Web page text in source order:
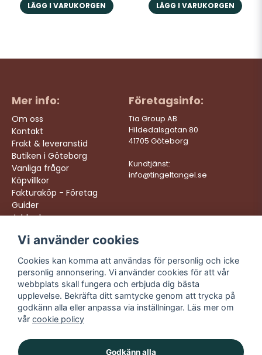
LÄGG I VARUKORGEN LÄGG I VARUKORGEN
Mer info:
Om oss
Kontakt
Frakt & leveranstid
Butiken i Göteborg
Vanliga frågor
Köpvillkor
Fakturaköp - Företag
Guider
Jobba hos oss
Företagsinfo:
Tia Group AB
Hildedalsgatan 80
41705 Göteborg
Kundtjänst:
info@tingeltangel.se
Följ oss:
Instagram
Facebook
TikTok
YouTube
Vi levererar:
Snabba leveranser
Trygga köp
Fri frakt över 499:-
Trevlig kundtjänst
Vi använder cookies
Cookies kan komma att användas för personlig och icke
personlig annonsering. Vi använder cookies för att vår
webbplats skall fungera och erbjuda dig bästa
upplevelse. Bekräfta ditt samtycke genom att trycka på
godkänn alla eller anpassa via inställningar. Läs mer om
vår cookie policy
Godkänn alla